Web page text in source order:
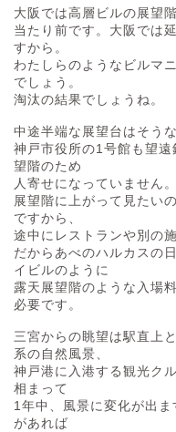
大阪では高層ビルの展望
当たり前です。大阪では
すから。
わたしらのようなビルマ
でしょう。
淘汰の結果でしょうね。
中途半端な展望台はそう
神戸市役所の1号館も望
望階のため
人寄せになっていません。
展望階に上がって見たい
ですから、
途中にレストランや別の
だからあべのハルカスの
イビルのように
露天展望階のような入場
必要です。
三宮からの眺望は駅直上
系の自然風景、
神戸港に入港する観光ク
相まって
1年中、風景に変化が出
があれば